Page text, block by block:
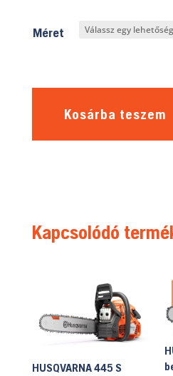
Méret
Kosárba teszem
Kapcsolódó
HUSQVARNA 445 S